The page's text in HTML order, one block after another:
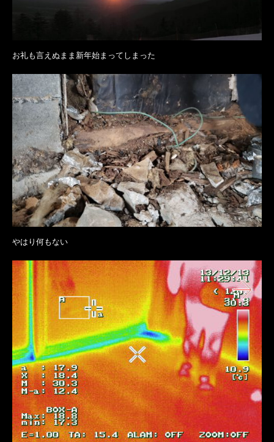
お礼も言えぬまま新年始まってしまった
やはり何もない